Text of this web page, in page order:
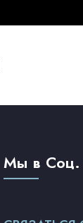
Мы в Соц.